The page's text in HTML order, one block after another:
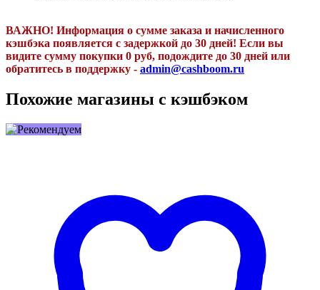
ВАЖНО! Информация о сумме заказа и начисленного
кэшбэка появляется с задержкой до 30 дней! Если вы
видите сумму покупки 0 руб, подождите до 30 дней или
обратитесь в поддержку - admin@cashboom.ru
Похожие магазины с кэшбэком